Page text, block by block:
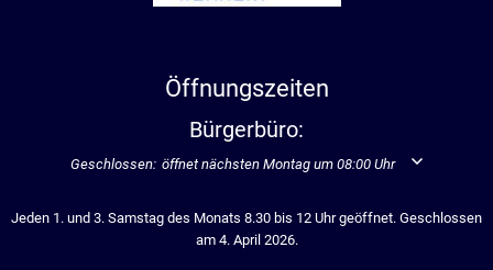
Öffnungszeiten
Bürgerbüro:
Klicken, um weitere Öffnungs- oder Schließzeiten auszublenden
Geschlossen: öffnet nächsten Montag um 08:00 Uhr
Jeden 1. und 3. Samstag des Monats 8.30 bis 12 Uhr geöffnet. Geschlossen
am 4. April 2026.